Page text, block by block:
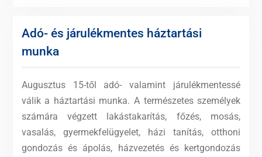
Adó- és járulékmentes háztartási
munka
Augusztus 15-től adó- valamint járulékmentessé
válik a háztartási munka. A természetes személyek
számára végzett lakástakarítás, főzés, mosás,
vasalás, gyermekfelügyelet, házi tanítás, otthoni
gondozás és ápolás, házvezetés és kertgondozás